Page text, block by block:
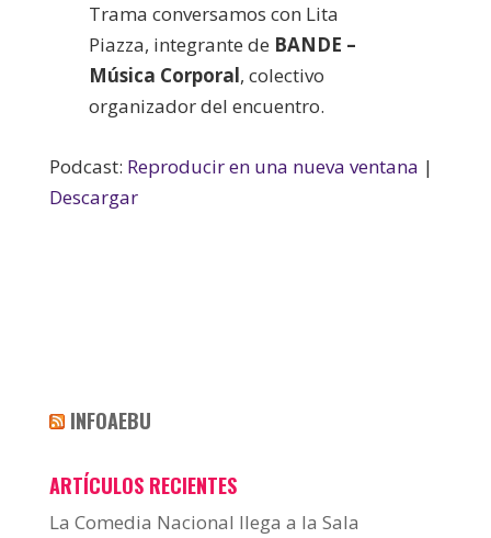
Trama conversamos con Lita
Piazza, integrante de BANDE –
Música Corporal, colectivo
organizador del encuentro.
Podcast: Reproducir en una nueva ventana |
Descargar
INFOAEBU
ARTÍCULOS RECIENTES
La Comedia Nacional llega a la Sala